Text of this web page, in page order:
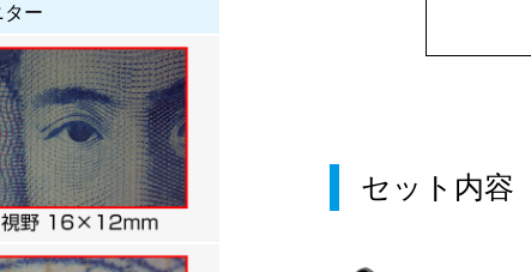
ター
セット内容